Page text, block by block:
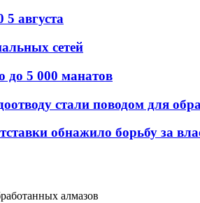
5 августа
сетей
до 5 000 манатов
стали поводом для
обнажило борьбу за
алмазов